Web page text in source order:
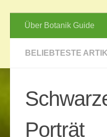
Über Botanik Guide
BELIEBTESTE
Porträt